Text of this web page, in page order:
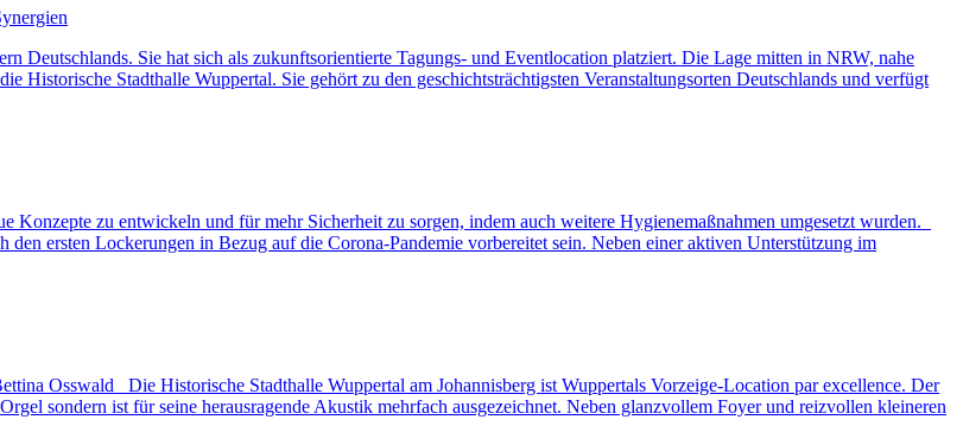
Deutschlands. Sie hat sich als zukunftsorientierte Tagungs- und Eventlocation platziert. Die Lage mitten in NRW, nahe
Stadthalle Wuppertal. Sie gehört zu den geschichtsträchtigsten Veranstaltungsorten Deutschlands und verfügt
zu entwickeln und für mehr Sicherheit zu sorgen, indem auch weitere Hygienemaßnahmen umgesetzt wurden.
ersten Lockerungen in Bezug auf die Corona-Pandemie vorbereitet sein. Neben einer aktiven Unterstützung im
Osswald Die Historische Stadthalle Wuppertal am Johannisberg ist Wuppertals Vorzeige-Location par excellence. Der
sondern ist für seine herausragende Akustik mehrfach ausgezeichnet. Neben glanzvollem Foyer und reizvollen kleineren